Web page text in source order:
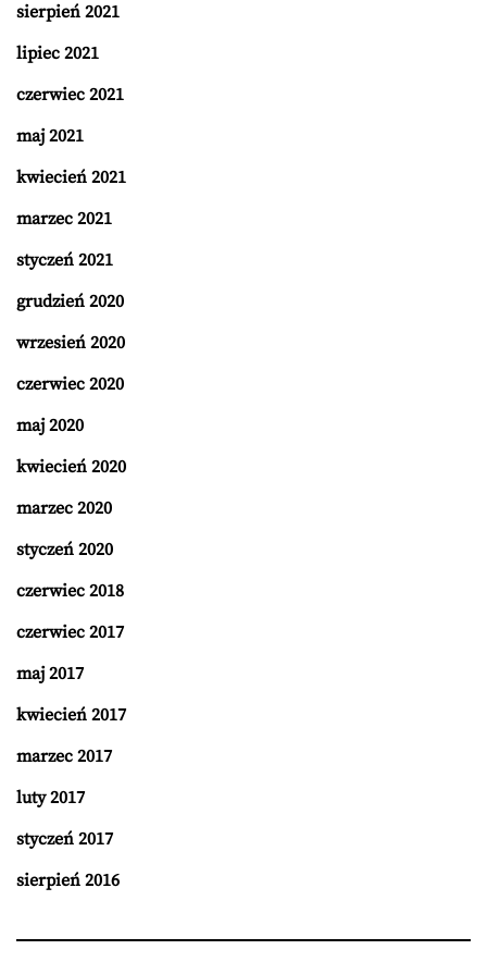
sierpień 2021
lipiec 2021
czerwiec 2021
maj 2021
kwiecień 2021
marzec 2021
styczeń 2021
grudzień 2020
wrzesień 2020
czerwiec 2020
maj 2020
kwiecień 2020
marzec 2020
styczeń 2020
czerwiec 2018
czerwiec 2017
maj 2017
kwiecień 2017
marzec 2017
luty 2017
styczeń 2017
sierpień 2016